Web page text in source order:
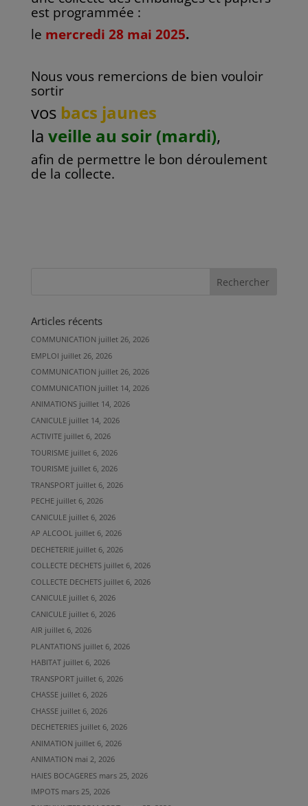
est programmée :
le mercredi 28 mai 2025.
Nous vous remercions de bien vouloir
sortir
vos bacs jaunes
la veille au soir (mardi),
afin de permettre le bon déroulement
de la collecte.
Articles récents
COMMUNICATION juillet 26, 2026
EMPLOI juillet 26, 2026
COMMUNICATION juillet 26, 2026
COMMUNICATION juillet 14, 2026
ANIMATIONS juillet 14, 2026
CANICULE juillet 14, 2026
ACTIVITE juillet 6, 2026
TOURISME juillet 6, 2026
TOURISME juillet 6, 2026
TRANSPORT juillet 6, 2026
PECHE juillet 6, 2026
CANICULE juillet 6, 2026
AP ALCOOL juillet 6, 2026
DECHETERIE juillet 6, 2026
COLLECTE DECHETS juillet 6, 2026
COLLECTE DECHETS juillet 6, 2026
CANICULE juillet 6, 2026
CANICULE juillet 6, 2026
AIR juillet 6, 2026
PLANTATIONS juillet 6, 2026
HABITAT juillet 6, 2026
TRANSPORT juillet 6, 2026
CHASSE juillet 6, 2026
CHASSE juillet 6, 2026
DECHETERIES juillet 6, 2026
ANIMATION juillet 6, 2026
ANIMATION mai 2, 2026
HAIES BOCAGERES mars 25, 2026
IMPOTS mars 25, 2026